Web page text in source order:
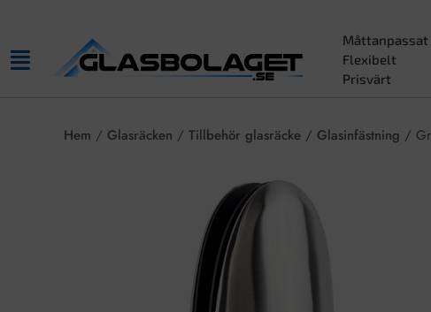
Måttanpassat
Flexibelt
Prisvärt
Hem / Glasräcken / Tillbehör glasräcke / Glasinfästning /